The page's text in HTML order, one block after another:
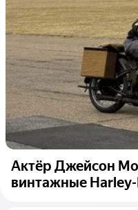
Актёр Джейсон
винтажные